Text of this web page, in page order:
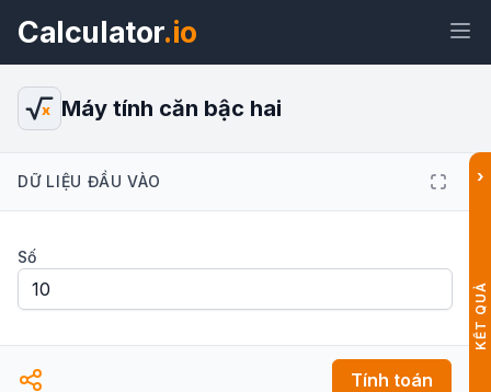
Calculator.io
x Máy tính căn bậc hai
DỮ LIỆU ĐẦU VÀO
Số
Tính toán
›
KẾT QUẢ